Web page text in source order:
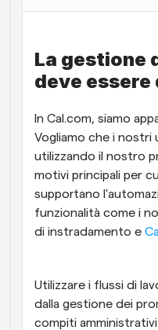
Blog
Riunioni
Incontrare i clienti
Link di Gruppo
Prenota senza
La gestione
deve
In Cal.com, siamo
Vogliamo che i
utilizzando il nostro
motivi principali per
supportano
funzionalità come i
di instradamento e
Utilizzare i flussi di
dalla gestione dei
compiti